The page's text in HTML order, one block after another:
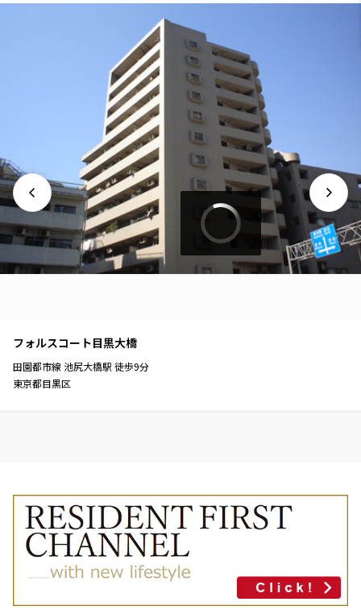
フォルスコート目黒大橋
田園都市線 池尻大橋駅 徒歩9分
東京都目黒区